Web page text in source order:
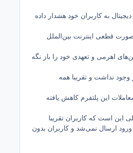
به کاربران خود هشدار داده
کنند تا در صورت قطعی اینترنت بین‌الملل
اهرمی و تعهدی خود را باز نگه
وجود نداشت و تقریبا همه
این پلتفرم کاهش یافته
این است که کاربران تقریبا
نمی‌توانند کار خاصی انجام دهند و خیلی از توکن‌ها را خریداری کند. بعضی از کاربران نمی‌توانستند وارد سایت شوند چون تا چند روز sms ورود ارسال نمی‌شد و کاربران بدون